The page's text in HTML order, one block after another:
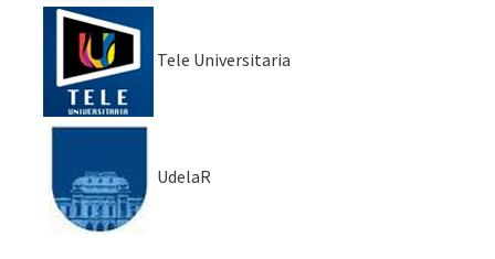
Tele Universitaria
UdelaR